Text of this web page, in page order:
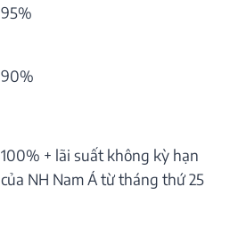
95%
90%
100% + lãi suất không kỳ hạn
của NH Nam Á từ tháng thứ 25